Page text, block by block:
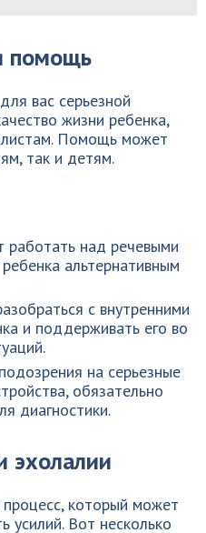
помощь
вас серьезной
жизни ребенка,
Помощь может
так и детям.
над речевыми
альтернативным
с внутренними
и поддерживать его во
на серьезные
обязательно
диагностики.
эхолалии
который может
усилий. Вот несколько